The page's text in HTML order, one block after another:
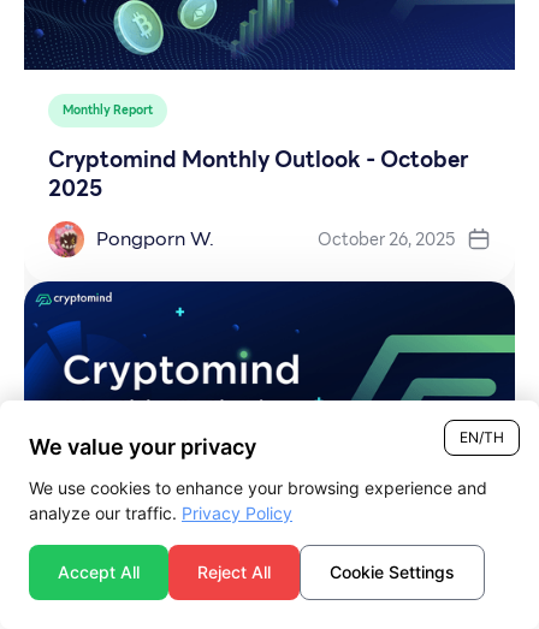
Monthly Report
Cryptomind Monthly Outlook - October
2025
Pongporn W. October 26, 2025
Monthly Report
EN/TH
We value your privacy
We use cookies to enhance your browsing experience and
analyze our traffic. Privacy Policy
Accept All Reject All Cookie Settings